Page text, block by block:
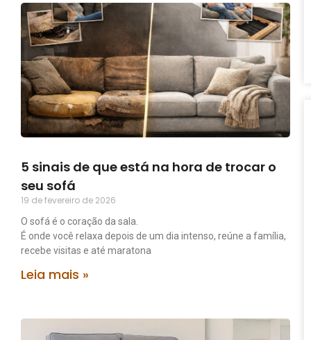
5 sinais de que está na hora de trocar o
seu sofá
19 de fevereiro de 2026
O sofá é o coração da sala.
É onde você relaxa depois de um dia intenso, reúne a família,
recebe visitas e até maratona
Leia mais »